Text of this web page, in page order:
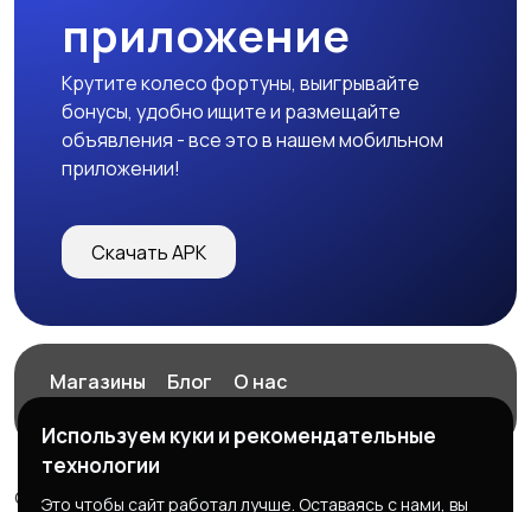
приложение
Крутите колесо фортуны, выигрывайте
бонусы, удобно ищите и размещайте
объявления - все это в нашем мобильном
приложении!
Скачать APK
Магазины Блог
О нас
© 2026 ExZz.ru - Маркетплейс Экспресс Заказ
Используем куки и рекомендательные
технологии
Это чтобы сайт работал лучше. Оставаясь с нами, вы